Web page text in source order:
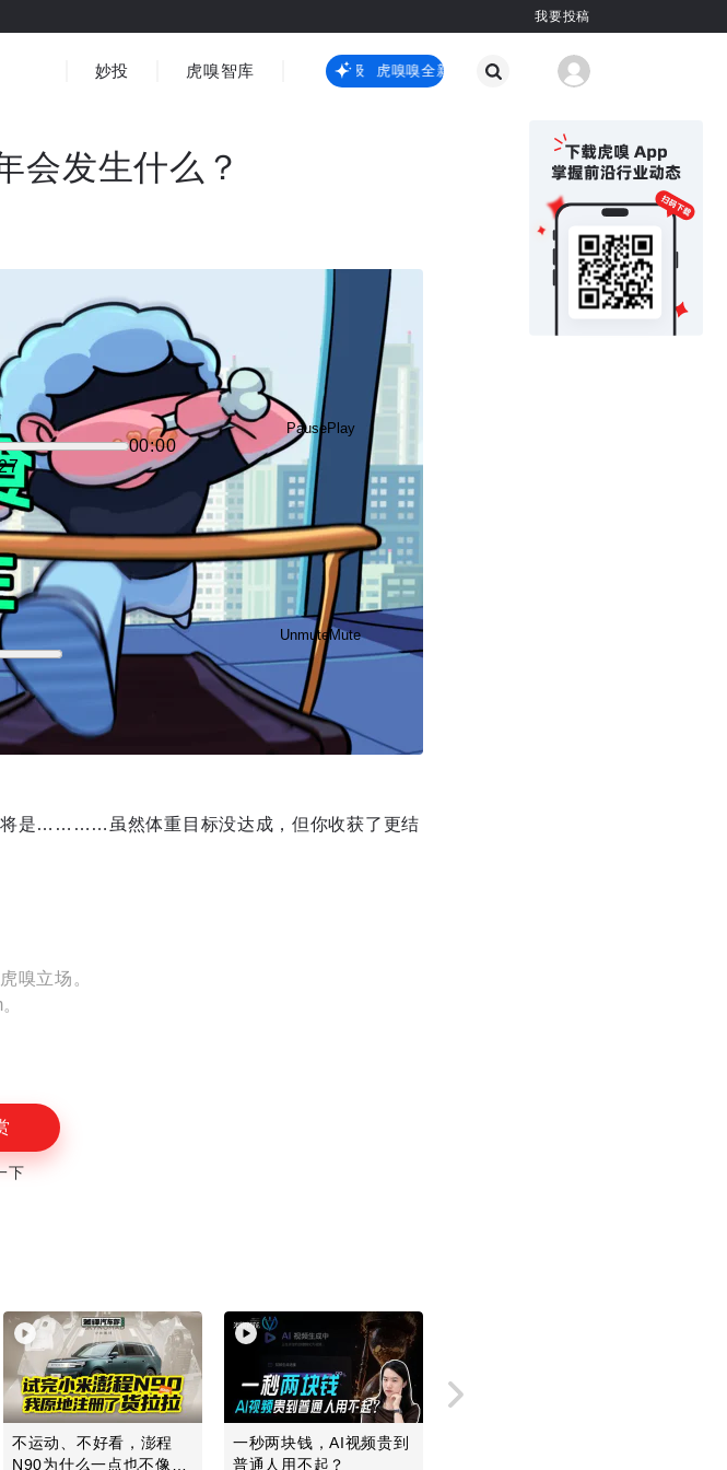
我要投稿
3C数码 观点
妙投 虎嗅智库虎嗅嗅全新升级 虎嗅嗅全新升级
会发生什么？
PausePlay
00:00
UnmuteMute
Disable captionsEnable
将是…………虽然体重目标没达成，但你收获了更结
嗅立场。
下
不运动、不好看，澎程
N90为什么一点也不像小
一秒两块钱，AI视频贵到
普通人用不起？